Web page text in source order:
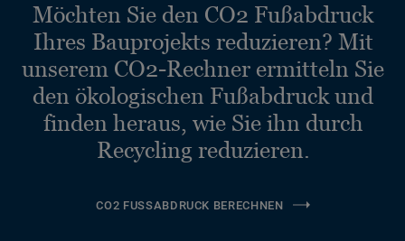
Möchten Sie den CO2 Fußabdruck
Ihres Bauprojekts reduzieren? Mit
unserem CO2-Rechner ermitteln Sie
den ökologischen Fußabdruck und
finden heraus, wie Sie ihn durch
Recycling reduzieren.
CO2 FUSSABDRUCK BERECHNEN